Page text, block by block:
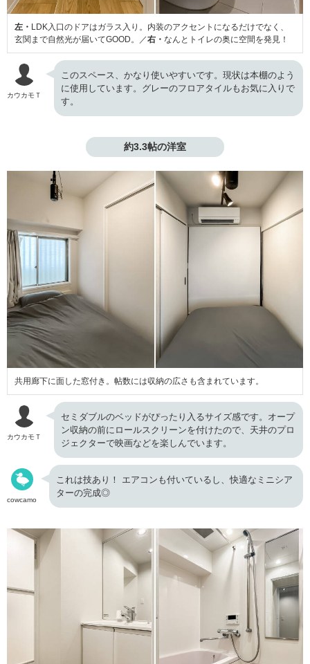
左・ LDK入口のドアはガラス入り。内装のアクセントになるだけでなく、
玄関まで自然光が届いてGOOD。／右・ なんとトイレの奥に空間を発見！
カウカモＴ
このスペース、かなり使いやすいです。現状は本棚のよう
に使用しています。グレーのフロアタイルもお気に入りで
す。
約3.3帖の洋室
共用廊下に面した窓付き。帖数には収納の広さも含まれています。
カウカモＴ
セミダブルのベッドがぴったり入るサイズ感です。オープ
ン収納の前にロールスクリーンを付けたので、天井のプロ
ジェクターで映画などを楽しんでいます。
cowcamo
これは技あり！ エアコンも付いているし、快適なミニシア
ターの完成◎